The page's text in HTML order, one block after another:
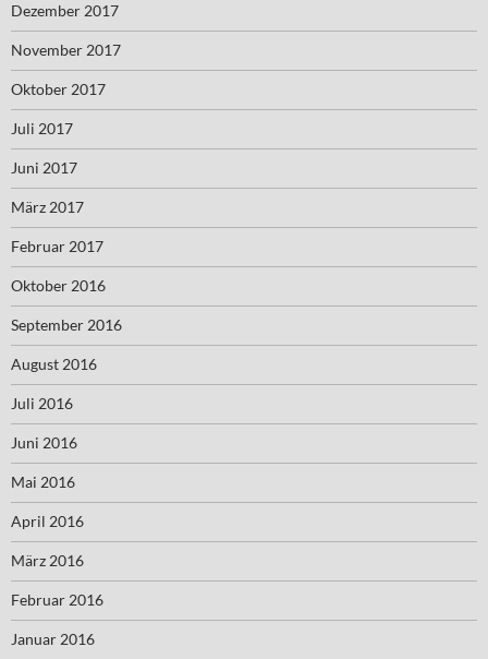
Dezember 2017
November 2017
Oktober 2017
Juli 2017
Juni 2017
März 2017
Februar 2017
Oktober 2016
September 2016
August 2016
Juli 2016
Juni 2016
Mai 2016
April 2016
März 2016
Februar 2016
Januar 2016